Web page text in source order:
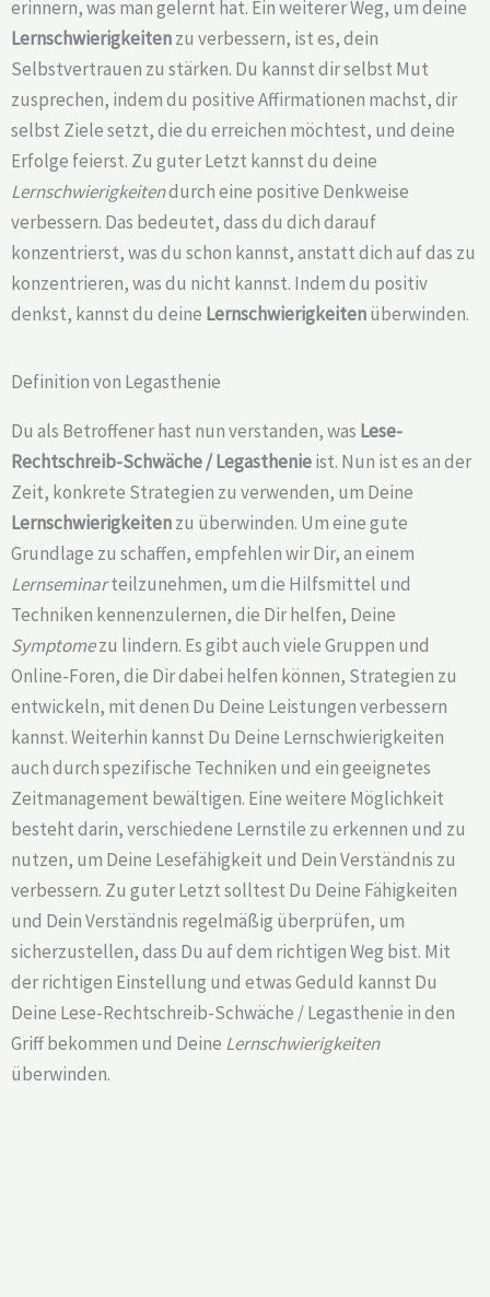
erinnern, was man gelernt hat. Ein weiterer Weg, um deine
Lernschwierigkeitenzu verbessern, ist es, dein
Selbstvertrauen zu stärken. Du kannst dir selbst Mut
zusprechen, indem du positive Affirmationen machst, dir
selbst Ziele setzt, die du erreichen möchtest, und deine
Erfolge feierst. Zu guter Letzt kannst du deine
Lernschwierigkeitendurch eine positive Denkweise
verbessern. Das bedeutet, dass du dich darauf
konzentrierst, was du schon kannst, anstatt dich auf das zu
konzentrieren, was du nicht kannst. Indem du positiv
denkst, kannst du deine Lernschwierigkeitenüberwinden.
Definition von Legasthenie
Du als Betroffener hast nun verstanden, was Lese-
Rechtschreib-Schwäche /Legasthenieist. Nun ist es an der
Zeit, konkrete Strategien zu verwenden, um Deine
Lernschwierigkeitenzu überwinden. Um eine gute
Grundlage zu schaffen, empfehlen wir Dir, an einem
Lernseminarteilzunehmen, um die Hilfsmittel und
Techniken kennenzulernen, die Dir helfen, Deine
Symptomezu lindern. Es gibt auch viele Gruppen und
Online-Foren, die Dir dabei helfen können, Strategien zu
entwickeln, mit denen Du Deine Leistungen verbessern
kannst. Weiterhin kannst Du Deine Lernschwierigkeiten
auch durch spezifische Techniken und ein geeignetes
Zeitmanagement bewältigen. Eine weitere Möglichkeit
besteht darin, verschiedene Lernstile zu erkennen und zu
nutzen, um Deine Lesefähigkeit und Dein Verständnis zu
verbessern. Zu guter Letzt solltest Du Deine Fähigkeiten
und Dein Verständnis regelmäßig überprüfen, um
sicherzustellen, dass Du auf dem richtigen Weg bist. Mit
der richtigen Einstellung und etwas Geduld kannst Du
Deine Lese-Rechtschreib-Schwäche / Legasthenie in den
Griff bekommen und Deine Lernschwierigkeiten
überwinden.